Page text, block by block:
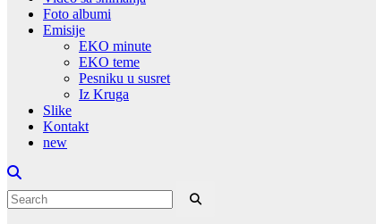
Foto albumi
Emisije
EKO minute
EKO teme
Pesniku u susret
Iz Kruga
Slike
Kontakt
new